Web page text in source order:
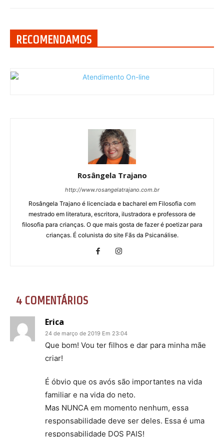
RECOMENDAMOS
Rosângela Trajano
http://www.rosangelatrajano.com.br
Rosângela Trajano é licenciada e bacharel em Filosofia com
mestrado em literatura, escritora, ilustradora e professora de
filosofia para crianças. O que mais gosta de fazer é poetizar para
crianças. É colunista do site Fãs da Psicanálise.
4 COMENTÁRIOS
Erica
24 de março de 2019 Em 23:04
Que bom! Vou ter filhos e dar para minha mãe
criar!
É óbvio que os avós são importantes na vida
familiar e na vida do neto.
Mas NUNCA em momento nenhum, essa
responsabilidade deve ser deles. Essa é uma
responsabilidade DOS PAIS!